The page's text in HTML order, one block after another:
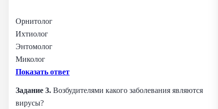
Орнитолог
Ихтиолог
Энтомолог
Миколог
Показать ответ
Задание 3. Возбудителями какого заболевания являются
вирусы?